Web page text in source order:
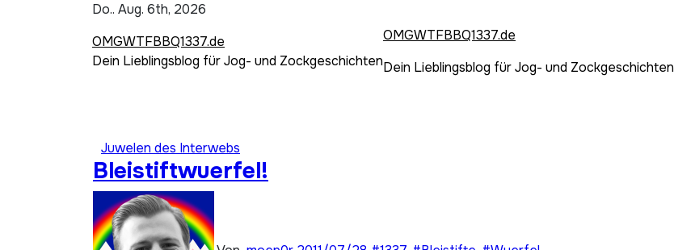
Do.. Aug. 6th, 2026
OMGWTFBBQ1337.de
Dein Lieblingsblog für Jog- und Zockgeschichten
OMGWTFBBQ1337.de
Dein Lieblingsblog für Jog- und Zockgeschichten
Juwelen des Interwebs
Bleistiftwuerfel!